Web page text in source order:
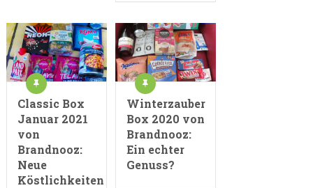
Classic Box
Januar 2021
von
Brandnooz:
Neue
Köstlichkeiten
Winterzauber
Box 2020 von
Brandnooz:
Ein echter
Genuss?